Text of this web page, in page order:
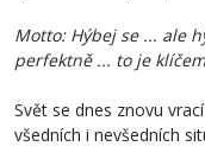
Motto: Hýbej se ... ale
perfektně ... to je
Svět se dnes znovu
všedních i nevšedních